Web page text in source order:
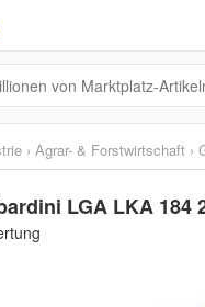
› Agrar- & Forstwirtschaft ›
LGA LKA 184